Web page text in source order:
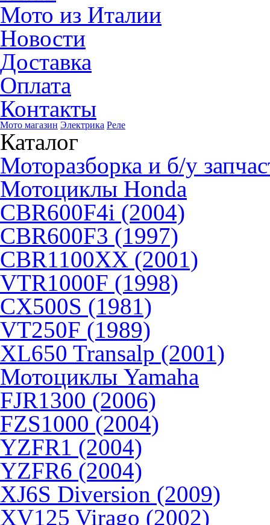
Мото из Италии
Новости
Доставка
Оплата
Контакты
Мото магазин Электрика Реле
Каталог
Моторазборка и б/у
Мотоциклы Honda
CBR600F4i (2004)
CBR600F3 (1997)
CBR1100XX (2001)
VTR1000F (1998)
CX500S (1981)
VT250F (1989)
XL650 Transalp (2001)
Мотоциклы Yamaha
FJR1300 (2006)
FZS1000 (2004)
YZFR1 (2004)
YZFR6 (2004)
XJ6S Diversion (2009)
XV125 Virago (2002)